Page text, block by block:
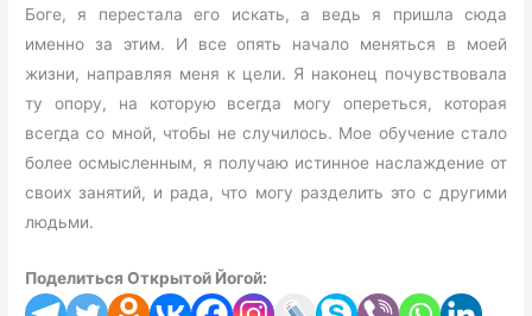
Боге, я перестала его искать, а ведь я пришла сюда
именно за этим. И все опять начало меняться в моей
жизни, направляя меня к цели. Я наконец почувствовала
ту опору, на которую всегда могу опереться, которая
всегда со мной, чтобы не случилось. Мое обучение стало
более осмысленным, я получаю истинное наслаждение от
своих занятий, и рада, что могу разделить это с другими
людьми.
Поделиться Открытой Йогой: